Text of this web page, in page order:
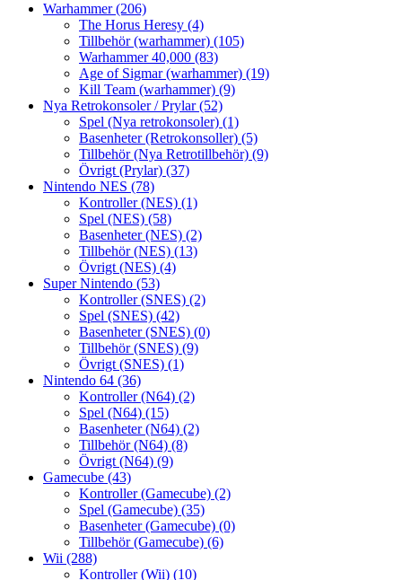
Warhammer(206)
The Horus Heresy (4)
Tillbehör (warhammer) (105)
Warhammer 40,000 (83)
Age of Sigmar (warhammer) (19)
Kill Team (warhammer) (9)
Nya Retrokonsoler / Prylar(52)
Spel (Nya retrokonsoler) (1)
Basenheter (Retrokonsoller) (5)
Tillbehör (Nya Retrotillbehör) (9)
Övrigt (Prylar) (37)
Nintendo NES (78)
Kontroller (NES) (1)
Spel (NES) (58)
Basenheter (NES) (2)
Tillbehör (NES) (13)
Övrigt (NES) (4)
Super Nintendo (53)
Kontroller (SNES) (2)
Spel (SNES) (42)
Basenheter (SNES) (0)
Tillbehör (SNES) (9)
Övrigt (SNES) (1)
Nintendo 64 (36)
Kontroller (N64) (2)
Spel (N64) (15)
Basenheter (N64) (2)
Tillbehör (N64) (8)
Övrigt (N64) (9)
Gamecube (43)
Kontroller (Gamecube) (2)
Spel (Gamecube) (35)
Basenheter (Gamecube) (0)
Tillbehör (Gamecube) (6)
Wii (288)
Kontroller (Wii) (10)